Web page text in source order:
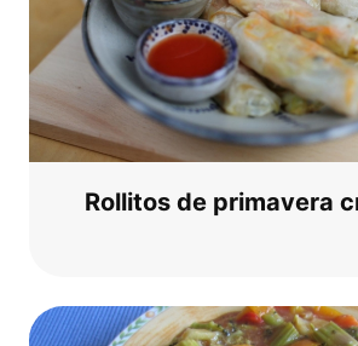
Rol­li­tos de pri­ma­ve­ra